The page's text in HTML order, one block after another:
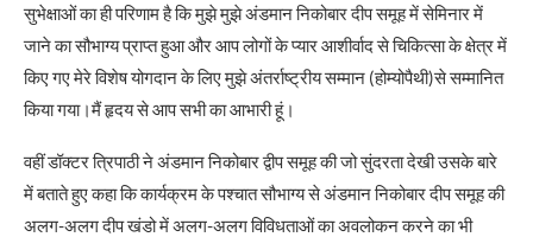
सुभेक्षाओं का ही परिणाम है कि मुझे मुझे अंडमान निकोबार दीप समूह में सेमिनार में
जाने का सौभाग्य प्राप्त हुआ और आप लोगों के प्यार आशीर्वाद से चिकित्सा के क्षेत्र में
किए गए मेरे विशेष योगदान के लिए मुझे अंतर्राष्ट्रीय सम्मान (होम्योपैथी)से सम्मानित
किया गया।मैं हृदय से आप सभी का आभारी हूं।
वहीं डॉक्टर त्रिपाठी ने अंडमान निकोबार द्वीप समूह की जो सुंदरता देखी उसके बारे
में बताते हुए कहा कि कार्यक्रम के पश्चात सौभाग्य से अंडमान निकोबार दीप समूह की
अलग-अलग दीप खंडो में अलग-अलग विविधताओं का अवलोकन करने का भी